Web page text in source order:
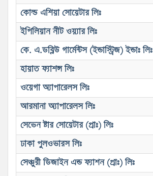
কোল্ড এশিয়া সোয়েটার লিঃ
ইপিলিয়ান নীট ওয়্যার লিঃ
কে. এ.ডব্লিউ গার্মেন্টস (ইন্ডাস্ট্রিজ) ইন্ডাঃ লিঃ
হায়াত ফ্যাশন্স লিঃ
ওয়েগা অ্যাপারেলস লিঃ
আরমানা অ্যাপারেলস লিঃ
সেভেন ষ্টার সোয়েটার (প্রাঃ) লিঃ
ঢাকা পুলওভারস লিঃ
সেঞ্চুরী ডিজাইন এন্ড ফ্যাশন (প্রাঃ) লিঃ